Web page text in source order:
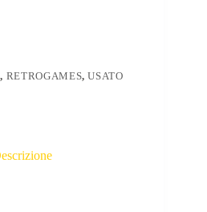
, RETROGAMES,USATO